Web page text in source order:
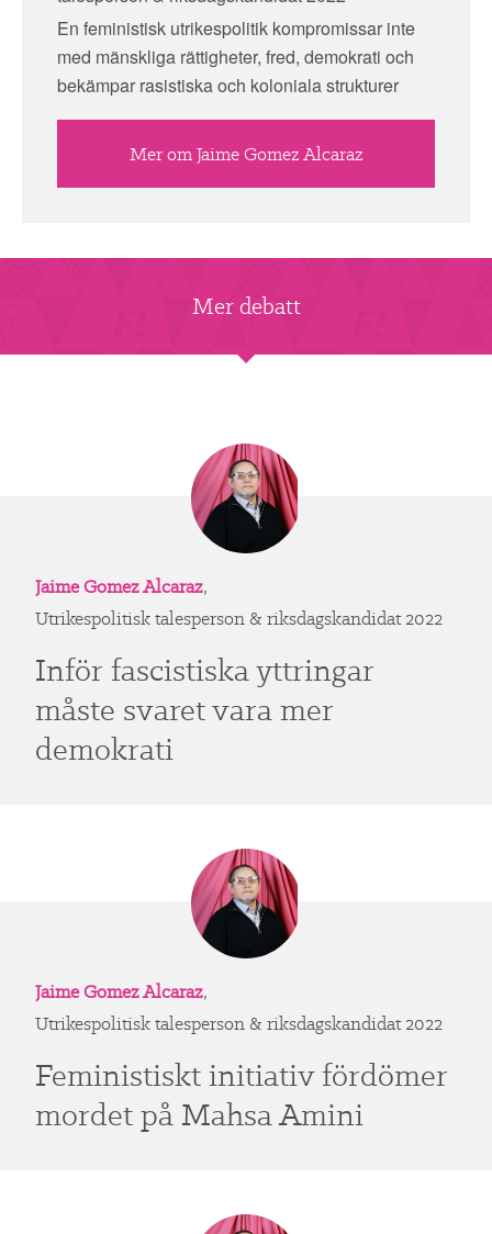
En feministisk utrikespolitik kompromissar inte
med mänskliga rättigheter, fred, demokrati och
bekämpar rasistiska och koloniala strukturer
Mer om Jaime Gomez Alcaraz
Mer debatt
Jaime Gomez Alcaraz,
Utrikespolitisk talesperson & riksdagskandidat 2022
Inför fascistiska yttringar
måste svaret vara mer
demokrati
Jaime Gomez Alcaraz,
Utrikespolitisk talesperson & riksdagskandidat 2022
Feministiskt initiativ fördömer
mordet på Mahsa Amini